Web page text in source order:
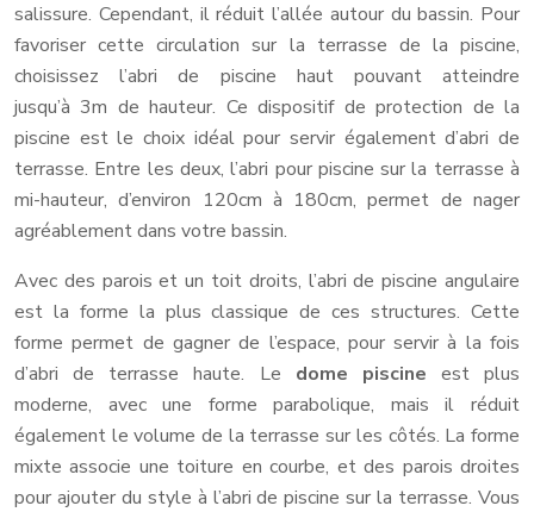
salissure. Cependant, il réduit l’allée autour du bassin. Pour
favoriser cette circulation sur la terrasse de la piscine,
choisissez l’abri de piscine haut pouvant atteindre
jusqu’à 3m de hauteur. Ce dispositif de protection de la
piscine est le choix idéal pour servir également d’abri de
terrasse. Entre les deux, l’abri pour piscine sur la terrasse à
mi-hauteur, d’environ 120cm à 180cm, permet de nager
agréablement dans votre bassin.
Avec des parois et un toit droits, l’abri de piscine angulaire
est la forme la plus classique de ces structures. Cette
forme permet de gagner de l’espace, pour servir à la fois
d’abri de terrasse haute. Le dome piscine est plus
moderne, avec une forme parabolique, mais il réduit
également le volume de la terrasse sur les côtés. La forme
mixte associe une toiture en courbe, et des parois droites
pour ajouter du style à l’abri de piscine sur la terrasse. Vous